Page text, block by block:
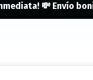
💸 Envío